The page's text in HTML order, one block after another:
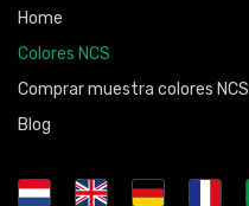
Home
Colores NCS
Comprar muestra colores NCS
Blog